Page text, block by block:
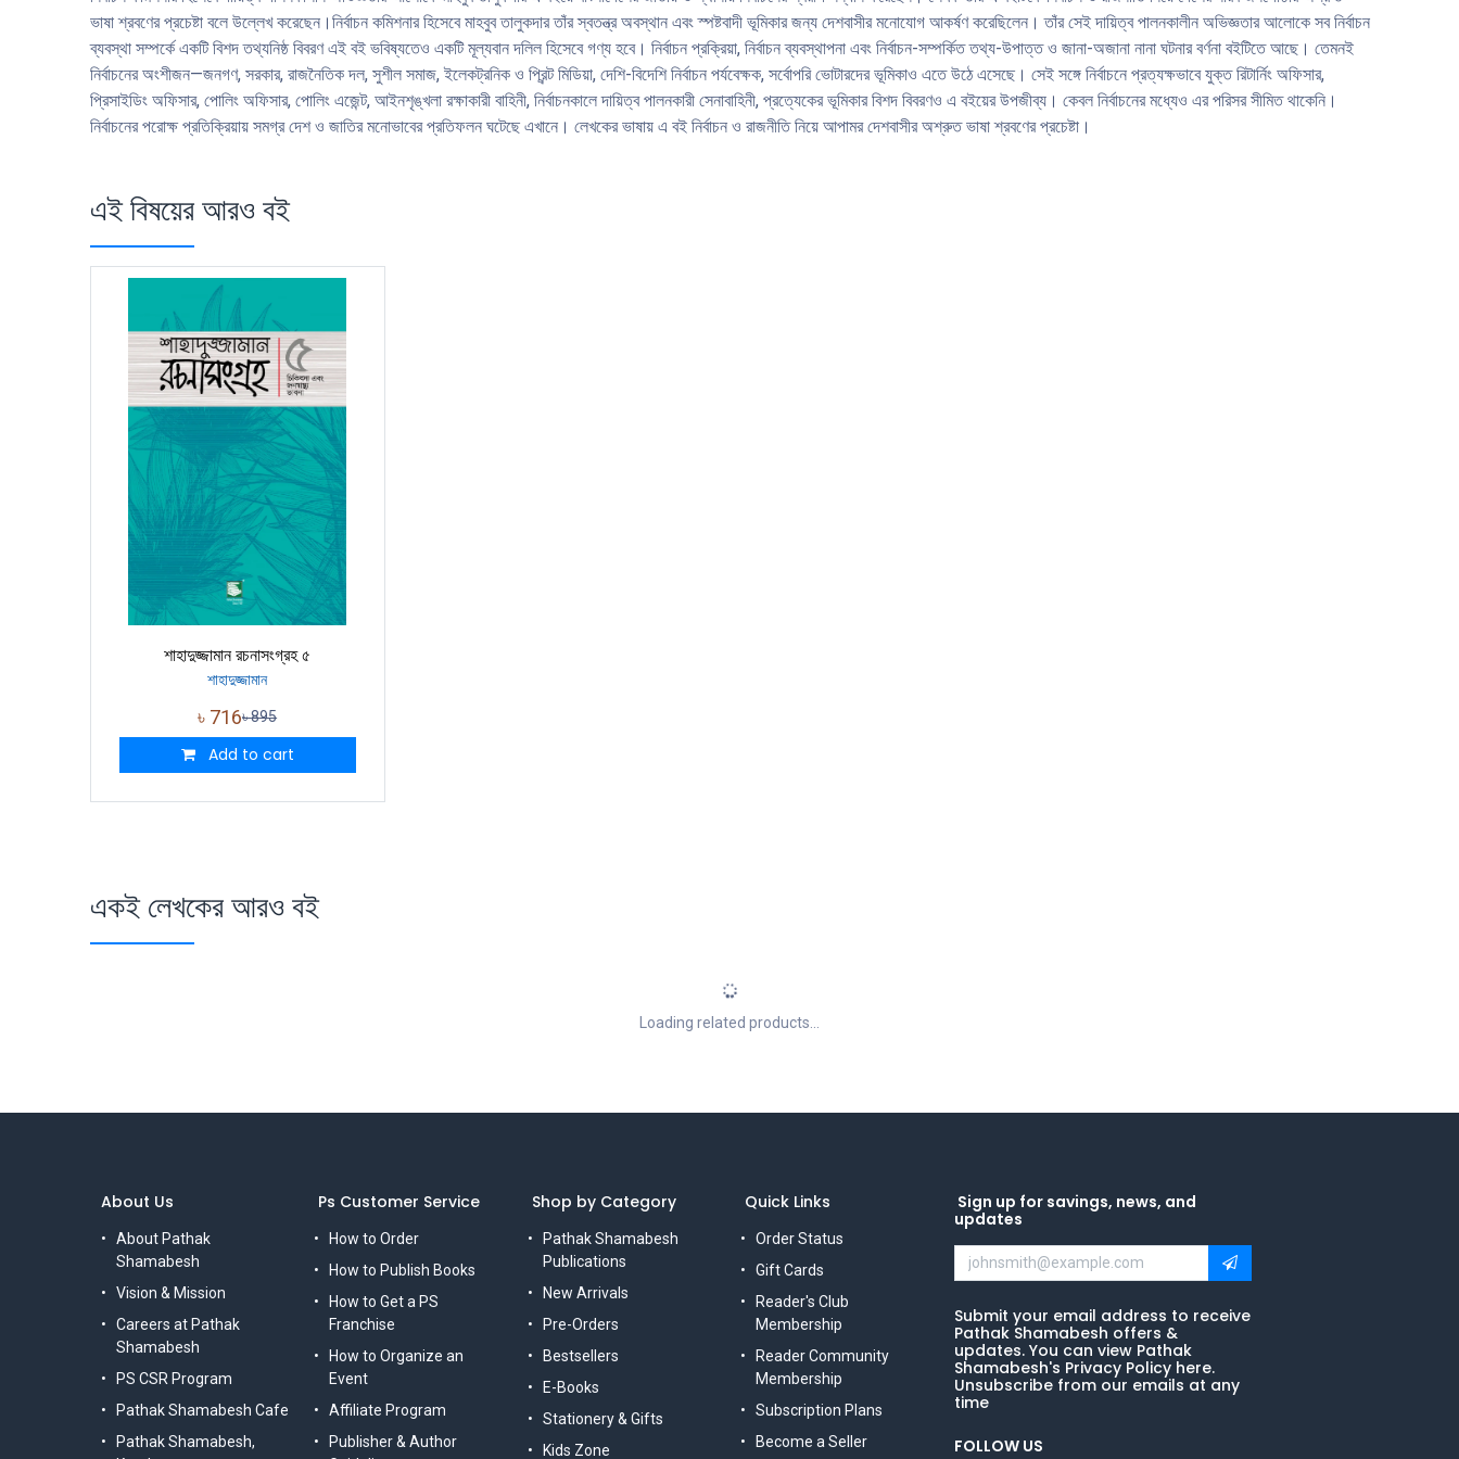
ভাষা শ্রবণের প্রচেষ্টা বলে উল্লেখ করেছেন।নির্বাচন কমিশনার হিসেবে মাহবুব তালুকদার তাঁর স্বতন্ত্র অবস্থান এবং স্পষ্টবাদী ভূমিকার জন্য দেশবাসীর মনোযোগ আকর্ষণ করেছিলেন। তাঁর সেই দায়িত্ব পালনকালীন অভিজ্ঞতার আলোকে সব নির্বাচন
ব্যবস্থা সম্পর্কে একটি বিশদ তথ্যনিষ্ঠ বিবরণ এই বই ভবিষ্যতেও একটি মূল্যবান দলিল হিসেবে গণ্য হবে। নির্বাচন প্রক্রিয়া, নির্বাচন ব্যবস্থাপনা এবং নির্বাচন-সম্পর্কিত তথ্য-উপাত্ত ও জানা-অজানা নানা ঘটনার বর্ণনা বইটিতে আছে। তেমনই
নির্বাচনের অংশীজন—জনগণ, সরকার, রাজনৈতিক দল, সুশীল সমাজ, ইলেকট্রনিক ও প্রিন্ট মিডিয়া, দেশি-বিদেশি নির্বাচন পর্যবেক্ষক, সর্বোপরি ভোটারদের ভূমিকাও এতে উঠে এসেছে। সেই সঙ্গে নির্বাচনে প্রত্যক্ষভাবে যুক্ত রিটার্নিং অফিসার,
প্রিসাইডিং অফিসার, পোলিং অফিসার, পোলিং এজেন্ট, আইনশৃঙ্খলা রক্ষাকারী বাহিনী, নির্বাচনকালে দায়িত্ব পালনকারী সেনাবাহিনী, প্রত্যেকের ভূমিকার বিশদ বিবরণও এ বইয়ের উপজীব্য। কেবল নির্বাচনের মধ্যেও এর পরিসর সীমিত থাকেনি।
নির্বাচনের পরোক্ষ প্রতিক্রিয়ায় সমগ্র দেশ ও জাতির মনোভাবের প্রতিফলন ঘটেছে এখানে। লেখকের ভাষায় এ বই নির্বাচন ও রাজনীতি নিয়ে আপামর দেশবাসীর অশ্রুত ভাষা শ্রবণের প্রচেষ্টা।
এই বিষয়ের আরও বই
শাহাদুজ্জামান রচনাসংগ্রহ ৫
শাহাদুজ্জামান
৳ 716৳895
Add to cart
একই লেখকের আরও বই
Loading related products...
Ps Customer Service
How to Order
How to Publish Books
How to Get a PS
Franchise
How to Organize an
Event
Affiliate Program
Publisher & Author
Shop by Category
Pathak Shamabesh
Publications
New Arrivals
Pre-Orders
Bestsellers
E-Books
Stationery & Gifts
Kids Zone
Quick Links
Order Status
Gift Cards
Reader's Club
Membership
Reader Community
Membership
Subscription Plans
Become a Seller
Sign up for savings, news, and
updates
Submit your email address to receive
Pathak Shamabesh offers &
updates. You can view Pathak
Shamabesh's Privacy Policy here.
Unsubscribe from our emails at any
time
FOLLOW US
About Us
About Pathak
Shamabesh
Vision & Mission
Careers at Pathak
Shamabesh
PS CSR Program
Pathak Shamabesh Cafe
Pathak Shamabesh,